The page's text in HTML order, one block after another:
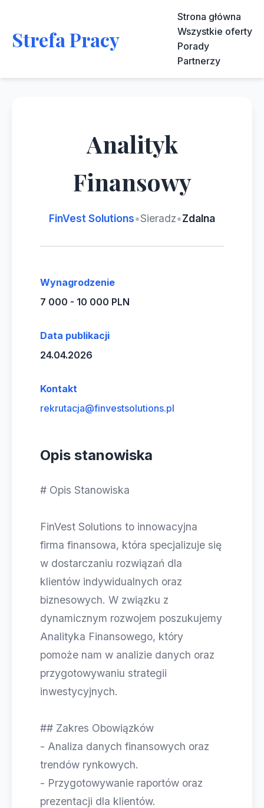
Strefa Pracy
Strona główna
Wszystkie oferty
Porady
Partnerzy
Analityk
Finansowy
FinVest Solutions•Sieradz•Zdalna
Wynagrodzenie
7 000 - 10 000 PLN
Data publikacji
24.04.2026
Kontakt
rekrutacja@finvestsolutions.pl
Opis stanowiska
# Opis Stanowiska
FinVest Solutions to innowacyjna
firma finansowa, która specjalizuje się
w dostarczaniu rozwiązań dla
klientów indywidualnych oraz
biznesowych. W związku z
dynamicznym rozwojem poszukujemy
Analityka Finansowego, który
pomoże nam w analizie danych oraz
przygotowywaniu strategii
inwestycyjnych.
## Zakres Obowiązków
- Analiza danych finansowych oraz
trendów rynkowych.
- Przygotowywanie raportów oraz
prezentacji dla klientów.